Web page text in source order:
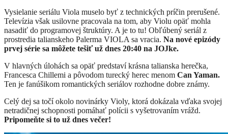
Vysielanie seriálu Viola muselo byť z technických príčin prerušené.
Televízia však usilovne pracovala na tom, aby Violu opäť mohla
nasadiť do programovej štruktúry. A je to tu! Obľúbený seriál z
prostredia talianskeho Palerma VIOLA sa vracia. Na nové epizódy
prvej série sa môžete tešiť už dnes 20:40 na JOJke.
V hlavných úlohách sa opäť predstaví krásna talianska herečka,
Francesca Chillemi a pôvodom turecký herec menom Can Yaman.
Ten je fanúšikom romantických seriálov rozhodne dobre známy.
Celý dej sa točí okolo novinárky Violy, ktorá dokázala vďaka svojej
netradičnej schopnosti pomáhať polícii s vyšetrovaním vrážd.
Pripomeňte si to už dnes večer!